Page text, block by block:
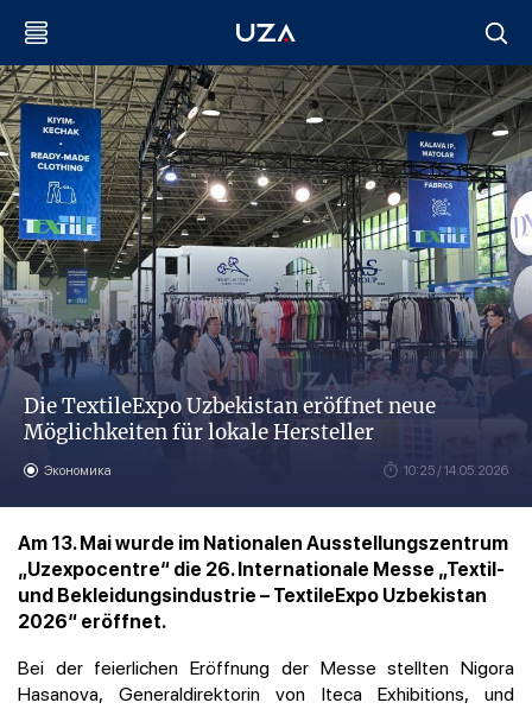
Die TextileExpo Uzbekistan eröffnet neue
Möglichkeiten für lokale Hersteller
Экономика 10:25 / 14.05.2026
Am 13. Mai wurde im Nationalen Ausstellungszentrum
„Uzexpocentre“ die 26. Internationale Messe „Textil-
und Bekleidungsindustrie – TextileExpo Uzbekistan
2026“ eröffnet.
Bei der feierlichen Eröffnung der Messe stellten Nigora
Hasanova, Generaldirektorin von Iteca Exhibitions, und